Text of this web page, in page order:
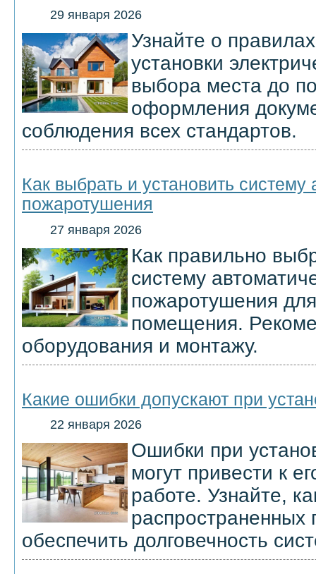
29 января 2026
Узнайте о
установки
выбора места до
оформления
соблюдения всех стандартов.
Как выбрать и установить систему
пожаротушения
27 января 2026
Как правильно
систему
пожаротушения
помещения.
оборудования и монтажу.
Какие ошибки допускают при
22 января 2026
Ошибки при
могут привести к
работе. Узнайте,
распространенных
обеспечить долговечность